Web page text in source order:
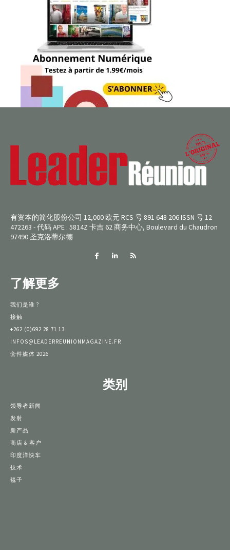
有资本的简化股份公司 12,000 欧元 RCS 号 891 648 206 ISSN 号 12
472263 - 代码 APE : 5814Z 卡吉 62 商务中心, Boulevard du Chaudron
97490 圣克洛蒂尔德
了解更多
我们是谁 ?
接触
+262 (0)692 28 71 13
INFOS@LEADERREUNIONMAGAZINE.FR
套件媒体 2026
类别
领导者新闻
发射
新产品
商店 & 客户
印度洋快车
技术
毯子